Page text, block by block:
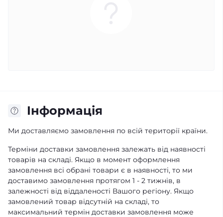
Iнформація
Ми доставляємо замовлення по всій території країни.
Терміни доставки замовлення залежать від наявності
товарів на складі. Якщо в момент оформлення
замовлення всі обрані товари є в наявності, то ми
доставимо замовлення протягом 1 - 2 тижнів, в
залежності від віддаленості Вашого регіону. Якщо
замовлений товар відсутній на складі, то
максимальний термін доставки замовлення може